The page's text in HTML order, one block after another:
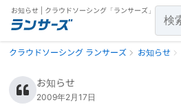
お知らせ | クラウドソーシング「ランサーズ」
クラウドソーシング ランサーズ お知らせ
お知らせ
2009年2月17日